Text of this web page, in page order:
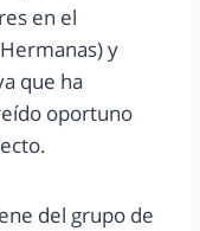
en el
y
que ha
oportuno
del grupo de